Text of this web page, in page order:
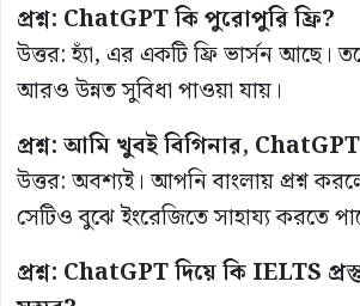
প্রশ্ন: ChatGPT কি পুরোপুরি ফ্রি?
উত্তর: হ্যাঁ, এর একটি ফ্রি ভার্সন আছে।
আরও উন্নত সুবিধা পাওয়া যায়।
প্রশ্ন: আমি খুবই বিগিনার,
উত্তর: অবশ্যই। আপনি বাংলায় প্রশ্ন
সেটিও বুঝে ইংরেজিতে সাহায্য করতে
প্রশ্ন: ChatGPT দিয়ে কি IELTS